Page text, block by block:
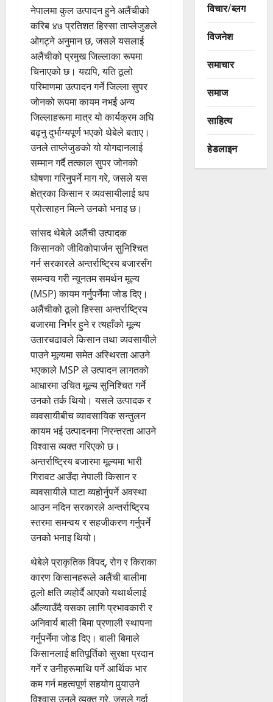
नेपालमा कुल उत्पादन हुने अलैंचीको
करिब ४७ प्रतिशत हिस्सा ताप्लेजुङले
ओगट्ने अनुमान छ, जसले यसलाई
अलैंचीको प्रमुख जिल्लाका रूपमा
चिनाएको छ। यद्यपि, यति ठूलो
परिमाणमा उत्पादन गर्ने जिल्ला सुपर
जोनको रूपमा कायम नभई अन्य
जिल्लाहरूमा मात्र यो कार्यक्रम अघि
बढ्नु दुर्भाग्यपूर्ण भएको थेबेले बताए।
उनले ताप्लेजुङको यो योगदानलाई
सम्मान गर्दै तत्काल सुपर जोनको
घोषणा गरिनुपर्ने माग गरे, जसले यस
क्षेत्रका किसान र व्यवसायीलाई थप
प्रोत्साहन मिल्ने उनको भनाइ छ।
सांसद थेबेले अलैंची उत्पादक
किसानको जीविकोपार्जन सुनिश्चित
गर्न सरकारले अन्तर्राष्ट्रिय बजारसँग
समन्वय गरी न्यूनतम समर्थन मूल्य
(MSP) कायम गर्नुपर्नेमा जोड दिए।
अलैंचीको ठूलो हिस्सा अन्तर्राष्ट्रिय
बजारमा निर्भर हुने र त्यहाँको मूल्य
उतारचढावले किसान तथा व्यवसायीले
पाउने मूल्यमा समेत अस्थिरता आउने
भएकाले MSP ले उत्पादन लागतको
आधारमा उचित मूल्य सुनिश्चित गर्ने
उनको तर्क थियो। यसले उत्पादक र
व्यवसायीबीच व्यावसायिक सन्तुलन
कायम भई उत्पादनमा निरन्तरता आउने
विश्वास व्यक्त गरिएको छ।
अन्तर्राष्ट्रिय बजारमा मूल्यमा भारी
गिरावट आउँदा नेपाली किसान र
व्यवसायीले घाटा व्यहोर्नुपर्ने अवस्था
आउन नदिन सरकारले अन्तर्राष्ट्रिय
स्तरमा समन्वय र सहजीकरण गर्नुपर्ने
उनको भनाइ थियो।
थेबेले प्राकृतिक विपद्, रोग र किराका
कारण किसानहरूले अलैंची बालीमा
ठूलो क्षति व्यहोर्दै आएको यथार्थलाई
औंल्याउँदै यसका लागि प्रभावकारी र
अनिवार्य बाली बिमा प्रणाली स्थापना
गर्नुपर्नेमा जोड दिए। बाली बिमाले
किसानलाई क्षतिपूर्तिको सुरक्षा प्रदान
गर्ने र उनीहरूमाथि पर्ने आर्थिक भार
कम गर्न महत्वपूर्ण सहयोग पुर्‍याउने
विश्वास उनले व्यक्त गरे, जसले गर्दा
विचार/ब्लग
विजनेश
समाचार
समाज
साहित्य
हेडलाइन